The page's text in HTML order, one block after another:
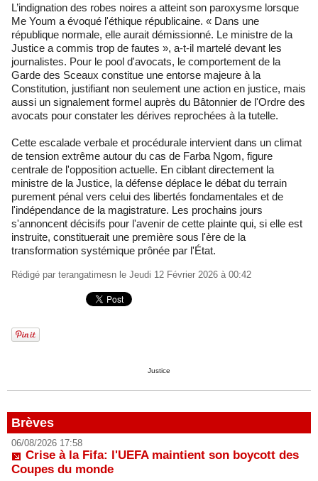
L’indignation des robes noires a atteint son paroxysme lorsque
Me Youm a évoqué l'éthique républicaine. « Dans une
république normale, elle aurait démissionné. Le ministre de la
Justice a commis trop de fautes », a-t-il martelé devant les
journalistes. Pour le pool d'avocats, le comportement de la
Garde des Sceaux constitue une entorse majeure à la
Constitution, justifiant non seulement une action en justice, mais
aussi un signalement formel auprès du Bâtonnier de l'Ordre des
avocats pour constater les dérives reprochées à la tutelle.
Cette escalade verbale et procédurale intervient dans un climat
de tension extrême autour du cas de Farba Ngom, figure
centrale de l'opposition actuelle. En ciblant directement la
ministre de la Justice, la défense déplace le débat du terrain
purement pénal vers celui des libertés fondamentales et de
l'indépendance de la magistrature. Les prochains jours
s'annoncent décisifs pour l'avenir de cette plainte qui, si elle est
instruite, constituerait une première sous l'ère de la
transformation systémique prônée par l'État.
Rédigé par terangatimesn le Jeudi 12 Février 2026 à 00:42
Justice
Brèves
06/08/2026 17:58
Crise à la Fifa: l'UEFA maintient son boycott des
Coupes du monde